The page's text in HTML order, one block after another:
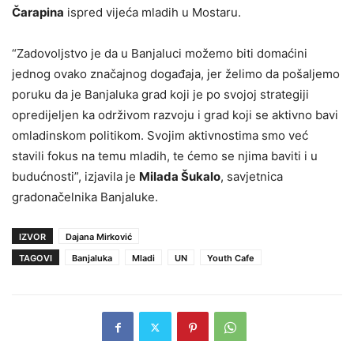
Čarapina ispred vijeća mladih u Mostaru.
“Zadovoljstvo je da u Banjaluci možemo biti domaćini
jednog ovako značajnog događaja, jer želimo da pošaljemo
poruku da je Banjaluka grad koji je po svojoj strategiji
opredijeljen ka održivom razvoju i grad koji se aktivno bavi
omladinskom politikom. Svojim aktivnostima smo već
stavili fokus na temu mladih, te ćemo se njima baviti i u
budućnosti”, izjavila je Milada Šukalo, savjetnica
gradonačelnika Banjaluke.
IZVOR
Dajana Mirković
TAGOVI
Banjaluka Mladi UN Youth Cafe